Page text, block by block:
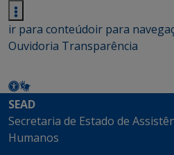
ir para conteúdoir para
Ouvidoria Transparência
SEAD
Secretaria de Estado de
Humanos